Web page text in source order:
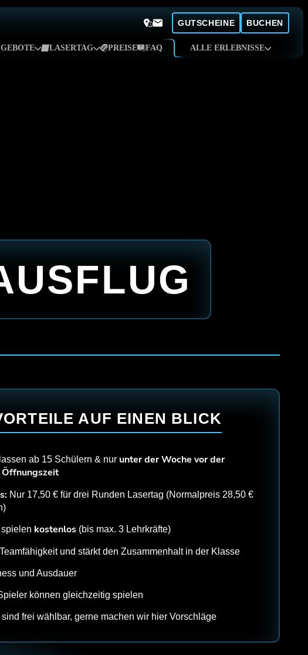
GUTSCHEINE BUCHEN
LASERTAG PREISE FAQ ALLE ERLEBNISSE
AUF EINEN BLICK
ab 15 Schülern & nur unter der Woche vor der
Nur 17,50 € für drei Runden Lasertag (Normalpreis 28,50 €
spielen kostenlos (bis max. 3 Lehrkräfte)
und stärkt den Zusammenhalt in der Klasse
und Ausdauer
können gleichzeitig spielen
frei wählbar, gerne machen wir hier Vorschläge